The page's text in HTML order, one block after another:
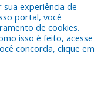
Municipal de
experiência de
portal, você
de cookies.
isso é feito, acesse
concorda, clique em